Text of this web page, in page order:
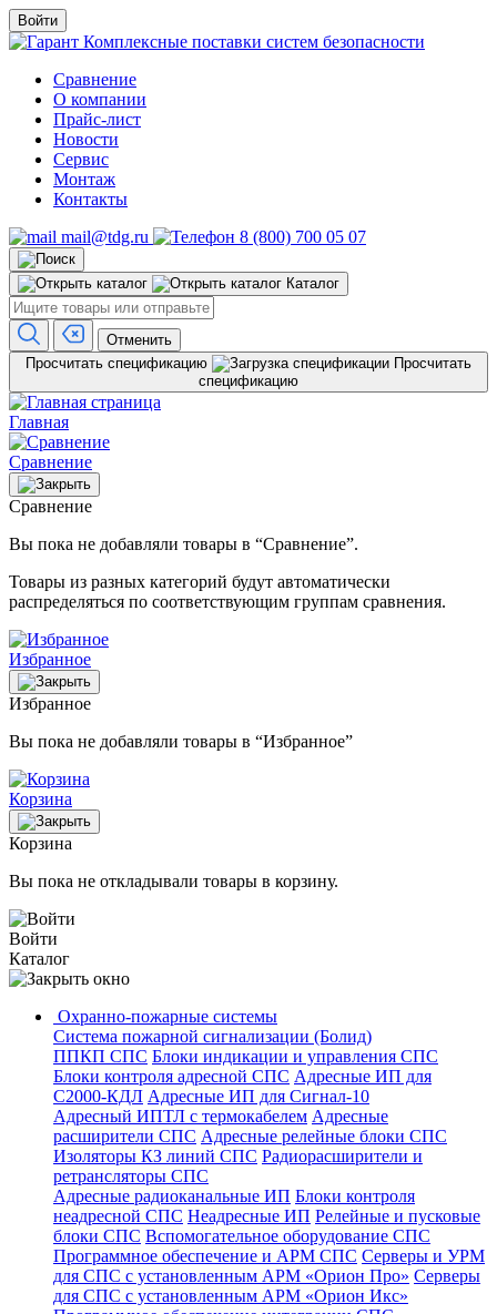
Войти
Комплексные поставки систем безопасности
Сравнение
О компании
Прайс-лист
Новости
Сервис
Монтаж
Контакты
mail@tdg.ru
8 (800) 700 05 07
Каталог
Отменить
Просчитать спецификацию
Просчитать
спецификацию
Главная
Сравнение
Сравнение
Вы пока не добавляли товары в “Сравнение”.
Товары из разных категорий будут автоматически
распределяться по соответствующим группам сравнения.
Избранное
Избранное
Вы пока не добавляли товары в “Избранное”
Корзина
Корзина
Вы пока не откладывали товары в корзину.
Войти
Каталог
Охранно-пожарные системы
Система пожарной сигнализации (Болид)
ППКП СПС Блоки индикации и управления СПС
Блоки контроля адресной СПС Адресные ИП для
С2000-КДЛ Адресные ИП для Сигнал-10
Адресный ИПТЛ с термокабелем Адресные
расширители СПС Адресные релейные блоки СПС
Изоляторы КЗ линий СПС Радиорасширители и
ретрансляторы СПС
Адресные радиоканальные ИП Блоки контроля
неадресной СПС Неадресные ИП Релейные и пусковые
блоки СПС Вспомогательное оборудование СПС
Программное обеспечение и АРМ СПС Серверы и УРМ
для СПС с установленным АРМ «Орион Про» Серверы
для СПС с установленным АРМ «Орион Икс»